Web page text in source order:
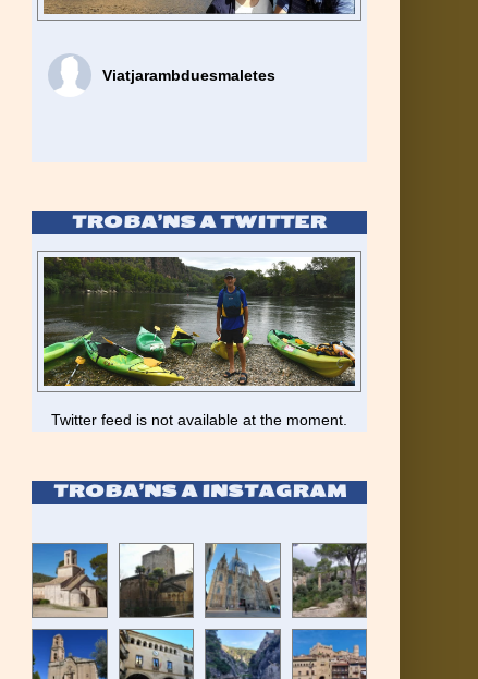
Viatjarambduesmaletes
TROBA’NS A TWITTER
Twitter feed is not available at the moment.
TROBA’NS A INSTAGRAM